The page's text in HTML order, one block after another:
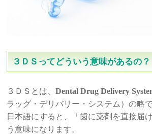
３ＤＳってどういう意味があるの？
３ＤＳとは、Dental Drug Delivery
ラッグ・デリバリー・システム）の略で
日本語にすると、「歯に薬剤を直接届
う意味になります。